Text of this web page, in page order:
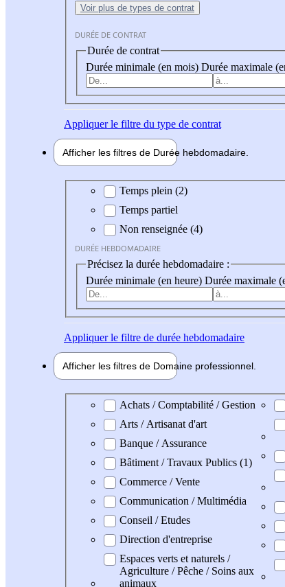
Voir plus de types de contrat
DURÉE DE CONTRAT
Durée de contrat
Durée minimale (en mois) Durée maximale
Appliquerle filtre du type de contrat
Afficher les filtres de Durée hebdomadaire
Durée hebdomadaire
Temps plein (2)
Temps partiel
Non renseignée (4)
DURÉE HEBDOMADAIRE
Précisez la durée hebdomadaire :
Durée minimale (en heure) Durée maximale
Appliquerle filtre de durée hebdomadaire
Afficher les filtres de Domaine professionnel
Domaine professionel
Achats / Comptabilité / Gestion
Arts / Artisanat d'art
Banque / Assurance
Bâtiment / Travaux Publics (1)
Commerce / Vente
Communication / Multimédia
Conseil / Etudes
Direction d'entreprise
Espaces verts et naturels /
Agriculture / Pêche / Soins aux
animaux